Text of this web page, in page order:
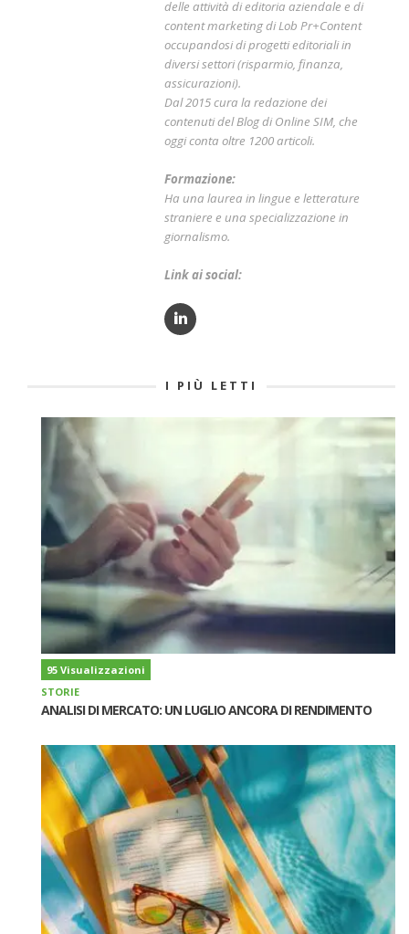
delle attività di editoria aziendale e di
content marketing di Lob Pr+Content
occupandosi di progetti editoriali in
diversi settori (risparmio, finanza,
assicurazioni).
Dal 2015 cura la redazione dei
contenuti del Blog di Online SIM, che
oggi conta oltre 1200 articoli.
Formazione:
Ha una laurea in lingue e letterature
straniere e una specializzazione in
giornalismo.
Link ai social:
I PIÙ LETTI
95 Visualizzazioni
STORIE
ANALISI DI MERCATO: UN LUGLIO ANCORA DI RENDIMENTO